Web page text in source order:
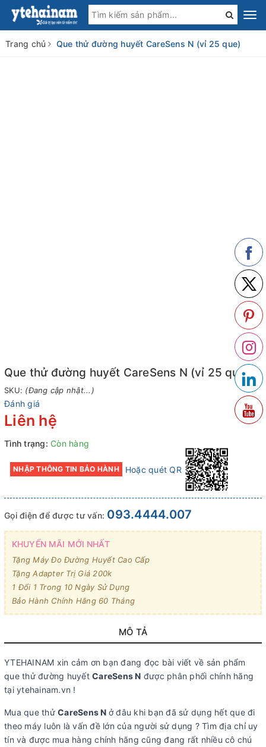
Trang chủ Que thử đường huyết CareSens N (vỉ 25 que)
Que thử đường huyết CareSens N (vỉ 25 que)
SKU: (Đang cập nhật...)
Đánh giá
Liên hệ
Tình trạng: Còn hàng
NHẬP THÔNG TIN BẢO HÀNH Hoặc quét QR
Gọi điện để được tư vấn: 093.4444.007
KHUYẾN MÃI MỚI NHẤT
Tặng Máy Đo Đường Huyết Cao Cấp
Tặng Adapter Trị Giá 200k
1 Đổi 1 Trong 10 Ngày Sử Dụng
Bảo Hành Chính Hãng 60 Tháng
MÔ TẢ
YTEHAINAM xin cảm ơn bạn đang đọc bài viết về sản phẩm
que thử đường huyết CareSens N được phân phối chính hãng
tại ytehainam.vn !
Mua que thử CareSens N ở đâu khi bạn đã sử dụng hết que đi
theo máy luôn là vấn đề lớn của người sử dụng ? Tìm địa chỉ uy
tín và được mua hàng chính hãng cũng đang rất nhiều cô chú